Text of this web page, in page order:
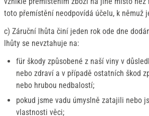
toto přemístění neodpovídá účelu, k němuž
c) Záruční lhůta činí jeden rok ode dne
lhůty se nevztahuje na:
für škody způsobené z naší viny v
nebo zdraví a v případě ostatních škod
nebo hrubou nedbalostí;
pokud jsme vadu úmyslně zatajili nebo
vlastnosti věci;